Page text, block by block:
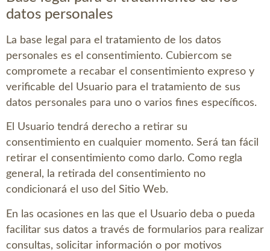
datos personales
La base legal para el tratamiento de los datos
personales es el consentimiento. Cubiercom se
compromete a recabar el consentimiento expreso y
verificable del Usuario para el tratamiento de sus
datos personales para uno o varios fines específicos.
El Usuario tendrá derecho a retirar su
consentimiento en cualquier momento. Será tan fácil
retirar el consentimiento como darlo. Como regla
general, la retirada del consentimiento no
condicionará el uso del Sitio Web.
En las ocasiones en las que el Usuario deba o pueda
facilitar sus datos a través de formularios para realizar
consultas, solicitar información o por motivos